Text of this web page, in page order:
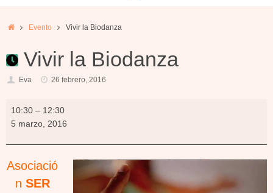
InicioEvento Vivir la Biodanza
Vivir la Biodanza
Eva 26 febrero, 2016
Vivir
la
10:30 – 12:30
5 marzo, 2016
Asociació
n SER